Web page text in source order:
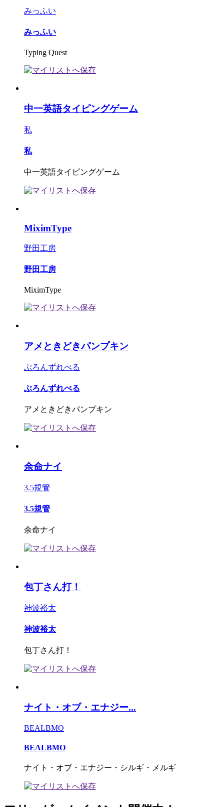
みっふい
みっふい
Typing Quest
中一英語タイピングゲーム
私
私
中一英語タイピングゲーム
MiximType
野田工房
野田工房
MiximType
アメときどきパンプキン
ぶろんずれべる
ぶろんずれべる
アメときどきパンプキン
余命ナイ
3.5規管
3.5規管
余命ナイ
包丁さん打！
神波裕太
神波裕太
包丁さん打！
ナイト・オブ・エナジー...
BEALBMO
BEALBMO
ナイト・オブ・エナジー・シルギ・メルギ